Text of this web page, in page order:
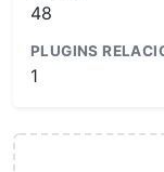
48
PLUGINS
1